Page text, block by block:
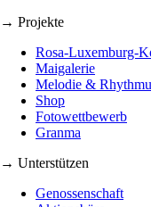
→ Projekte
Rosa-Luxemburg-
Maigalerie
Melodie &
Shop
Fotowettbewerb
Granma
→ Unterstützen
Genossenschaft